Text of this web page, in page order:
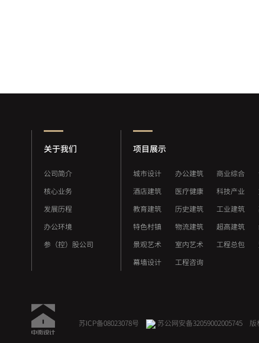
关于我们
公司简介
核心业务
发展历程
办公环境
参（控）股公司
项目展示
城市设计 办公建筑 商业综合
酒店建筑
医疗健康 科技产业
教育建筑
历史建筑 工业建筑
特色村镇
物流建筑 超高建筑
景观艺术
室内艺术 工程总包
幕墙设计
工程咨询
苏ICP备08023078号 苏公网安备32059002005745版